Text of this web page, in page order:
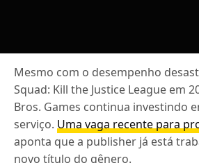
Mesmo com o desempenho
Squad: Kill the Justice League em
Bros. Games continua investindo
serviço. Uma vaga recente para
aponta que a publisher já está
novo título do gênero.